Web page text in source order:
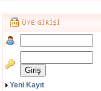
Yeni Kayıt